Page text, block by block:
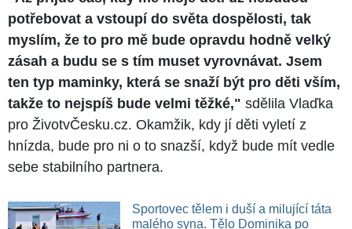
potřebovat a vstoupí do světa dospělosti, tak
myslím, že to pro mě bude opravdu hodně velký
zásah a budu se s tím muset vyrovnávat. Jsem
ten typ maminky, která se snaží být pro děti vším,
takže to nejspíš bude velmi těžké," sdělila Vlaďka
pro ŽivotvČesku.cz. Okamžik, kdy jí děti vyletí z
hnízda, bude pro ni o to snazší, když bude mít vedle
sebe stabilního partnera.
Sportovec tělem i duší a milující táta
malého syna. Tělo Dominika po